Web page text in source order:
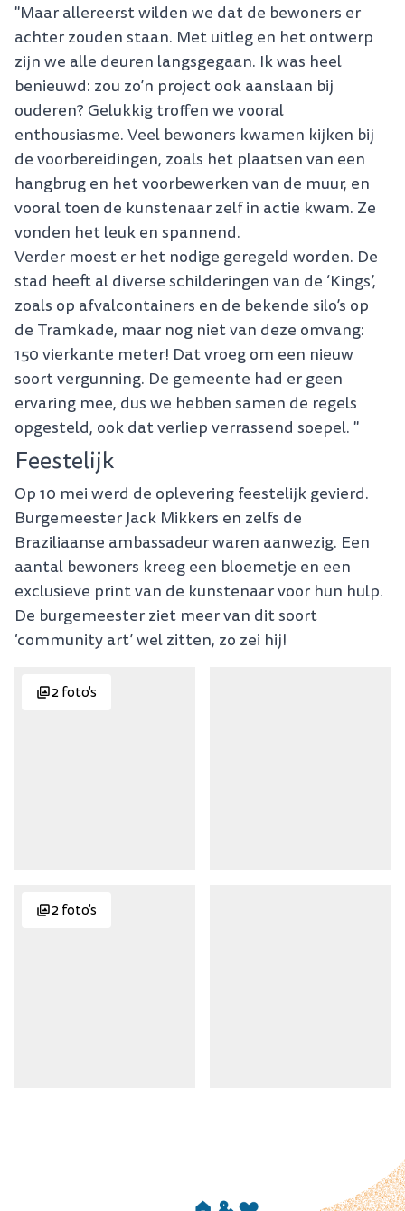
"Maar allereerst wilden we dat de bewoners er
achter zouden staan. Met uitleg en het ontwerp
zijn we alle deuren langsgegaan. Ik was heel
benieuwd: zou zo’n project ook aanslaan bij
ouderen? Gelukkig troffen we vooral
enthousiasme. Veel bewoners kwamen kijken bij
de voorbereidingen, zoals het plaatsen van een
hangbrug en het voorbewerken van de muur, en
vooral toen de kunstenaar zelf in actie kwam. Ze
vonden het leuk en spannend.
Verder moest er het nodige geregeld worden. De
stad heeft al diverse schilderingen van de ‘Kings’,
zoals op afvalcontainers en de bekende silo’s op
de Tramkade, maar nog niet van deze omvang:
150 vierkante meter! Dat vroeg om een nieuw
soort vergunning. De gemeente had er geen
ervaring mee, dus we hebben samen de regels
opgesteld, ook dat verliep verrassend soepel. "
Feestelijk
Op 10 mei werd de oplevering feestelijk gevierd.
Burgemeester Jack Mikkers en zelfs de
Braziliaanse ambassadeur waren aanwezig. Een
aantal bewoners kreeg een bloemetje en een
exclusieve print van de kunstenaar voor hun hulp.
De burgemeester ziet meer van dit soort
‘community art’ wel zitten, zo zei hij!
2 foto's
2 foto's